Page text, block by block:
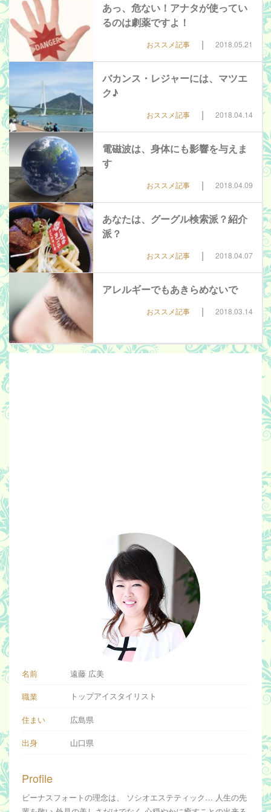
あっ、危ない！アナタが使ってい
るのは劇薬ですよ！
おススメ記事 | 2018.05.21
バカンス・レジャーには、マツエ
ク♪
おススメ記事 | 2018.04.14
電磁波は、身体にも影響を与えま
す
おススメ記事 | 2018.04.09
あなたは、グーグル検索派？紹介
派？
おススメ記事 | 2018.04.07
アレルギーでもあきらめないで
おススメ記事 | 2018.03.14
名前
遠藤 広美
職業
トップアイスタイリスト
住まい
広島県
出身
山口県
Profile
ビーナスフォートの理念は、 ソシオエステティック… 人生の先